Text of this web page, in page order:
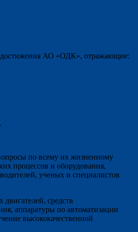
достижения АО «ОДК», отражающие:
по всему их жизненному
процессов и оборудования,
ученых и специалистов
средств
аппаратуры по автоматизации
высококачественной